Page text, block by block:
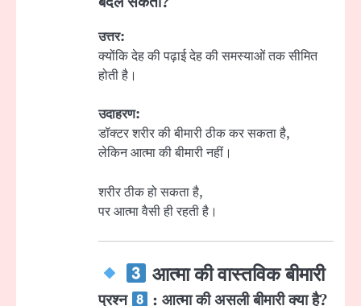
उत्तर:
क्योंकि देह की पढ़ाई देह की समस्याओं तक सीमित
होती है।
उदाहरण:
डॉक्टर शरीर की बीमारी ठीक कर सकता है,
लेकिन आत्मा की बीमारी नहीं।
शरीर ठीक हो सकता है,
पर आत्मा वैसी ही रहती है।
आत्मा की वास्तविक बीमारी
प्रश्न : आत्मा की असली बीमारी क्या है?